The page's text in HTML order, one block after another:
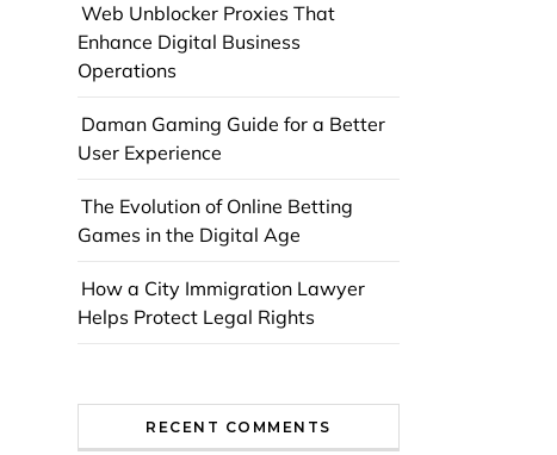
Web Unblocker Proxies That
Enhance Digital Business
Operations
Daman Gaming Guide for a Better
User Experience
The Evolution of Online Betting
Games in the Digital Age
How a City Immigration Lawyer
Helps Protect Legal Rights
RECENT COMMENTS